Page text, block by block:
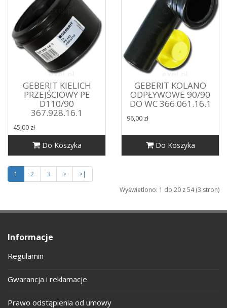
GEBERIT KIELICH
PRZEJŚCIOWY PE
D110/90
367.928.16.1
45,00 zł
Do Koszyka
GEBERIT KOLANO
ODPŁYWOWE 90/90
DO WC 366.061.16.1
96,00 zł
Do Koszyka
1 2 3 >
>|
Wyświetlono: 1 do 20 z 54 (3 stron)
Informacje
Regulamin
Gwarancja i reklamacje
Prawo odstąpienia od umowy